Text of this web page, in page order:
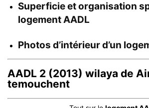
Superficie et organisation
logement AADL
Photos d’intérieur d’un
AADL 2 (2013) wilaya de
temouchent